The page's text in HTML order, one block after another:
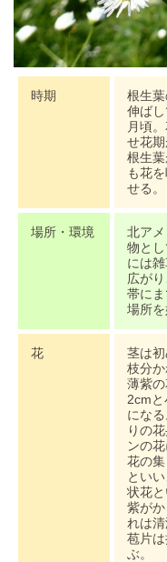
時期
根生
伸ば
月頃
せ花
根生
も花
せる。
場所・環境
北ア
物と
には
広が
帯に
場所を
花
茎は
枝分
薄紫
2cm
にな
りの
ンの
花の
とい
状花
紫が
れは清
苞片
ぶ。